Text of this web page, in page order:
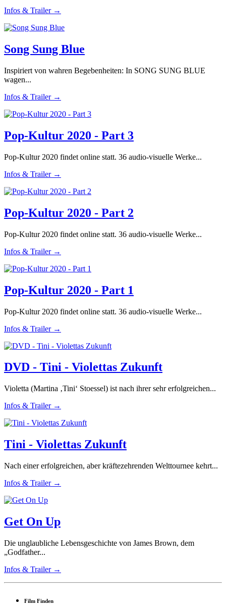
Infos & Trailer →
Song Sung Blue
Inspiriert von wahren Begebenheiten: In SONG SUNG BLUE
wagen...
Infos & Trailer →
Pop-Kultur 2020 - Part 3
Pop-Kultur 2020 findet online statt. 36 audio-visuelle Werke...
Infos & Trailer →
Pop-Kultur 2020 - Part 2
Pop-Kultur 2020 findet online statt. 36 audio-visuelle Werke...
Infos & Trailer →
Pop-Kultur 2020 - Part 1
Pop-Kultur 2020 findet online statt. 36 audio-visuelle Werke...
Infos & Trailer →
DVD - Tini - Violettas Zukunft
Violetta (Martina ‚Tini‘ Stoessel) ist nach ihrer sehr erfolgreichen...
Infos & Trailer →
Tini - Violettas Zukunft
Nach einer erfolgreichen, aber kräftezehrenden Welttournee kehrt...
Infos & Trailer →
Get On Up
Die unglaubliche Lebensgeschichte von James Brown, dem
„Godfather...
Infos & Trailer →
Film Finden